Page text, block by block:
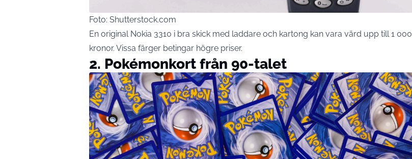
Foto: Shutterstock.com
En original Nokia 3310 i bra skick med laddare och kartong kan vara värd upp till 1 000
kronor. Vissa färger betingar högre priser.
2. Pokémonkort från 90-talet